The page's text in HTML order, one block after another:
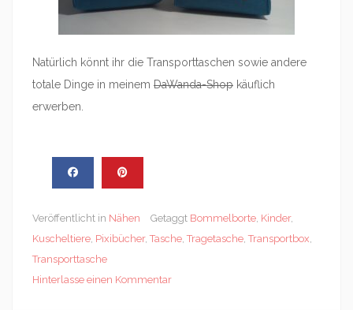
Natürlich könnt ihr die Transporttaschen sowie andere
totale Dinge in meinem DaWanda-Shop käuflich
erwerben.
Veröffentlicht in Nähen Getaggt Bommelborte, Kinder,
Kuscheltiere, Pixibücher,Tasche,Tragetasche,Transportbox,
Transporttasche
Hinterlasse einen Kommentar